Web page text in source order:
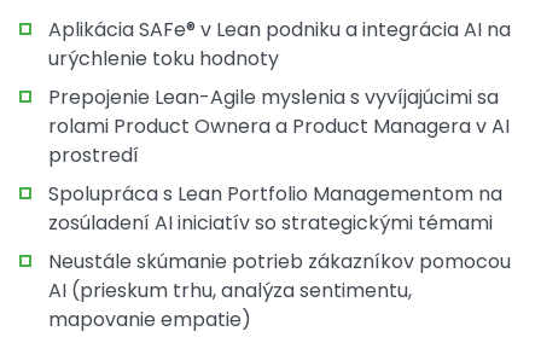
Aplikácia SAFe® v Lean podniku a integrácia AI na
urýchlenie toku hodnoty
Prepojenie Lean-Agile myslenia s vyvíjajúcimi sa
rolami Product Ownera a Product Managera v AI
prostredí
Spolupráca s Lean Portfolio Managementom na
zosúladení AI iniciatív so strategickými témami
Neustále skúmanie potrieb zákazníkov pomocou
AI (prieskum trhu, analýza sentimentu,
mapovanie empatie)